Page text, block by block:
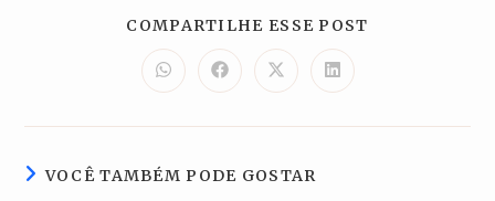
COMPARTILHE ESSE POST
Abre
em
nova
Abre
em
nova
Abre
em
nova
Abre
em
nova
VOCÊ TAMBÉM PODE GOSTAR